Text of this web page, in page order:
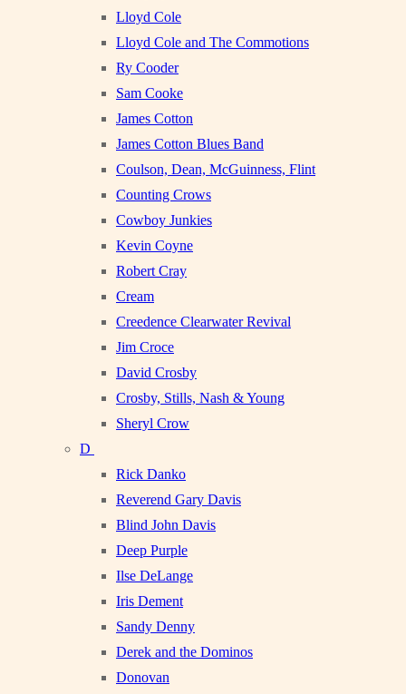
Lloyd Cole
Lloyd Cole and The Commotions
Ry Cooder
Sam Cooke
James Cotton
James Cotton Blues Band
Coulson, Dean, McGuinness, Flint
Counting Crows
Cowboy Junkies
Kevin Coyne
Robert Cray
Cream
Creedence Clearwater Revival
Jim Croce
David Crosby
Crosby, Stills, Nash & Young
Sheryl Crow
D
Rick Danko
Reverend Gary Davis
Blind John Davis
Deep Purple
Ilse DeLange
Iris Dement
Sandy Denny
Derek and the Dominos
Donovan